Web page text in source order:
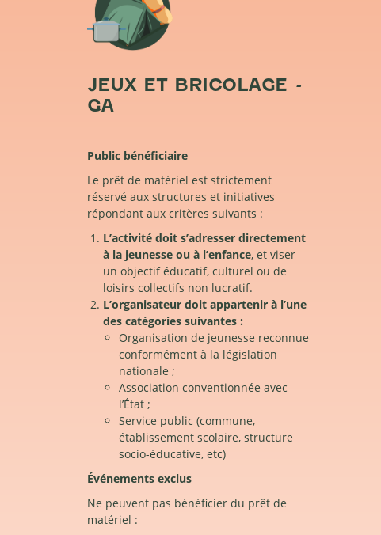
JEUX ET BRICOLAGE -
GA
Public bénéficiaire
Le prêt de matériel est strictement
réservé aux structures et initiatives
répondant aux critères suivants :
L’activité doit s’adresser directement
à la jeunesse ou à l’enfance, et viser
un objectif éducatif, culturel ou de
loisirs collectifs non lucratif.
L’organisateur doit appartenir à l’une
des catégories suivantes :
Organisation de jeunesse reconnue
conformément à la législation
nationale ;
Association conventionnée avec
l’État ;
Service public (commune,
établissement scolaire, structure
socio-éducative, etc)
Événements exclus
Ne peuvent pas bénéficier du prêt de
matériel :